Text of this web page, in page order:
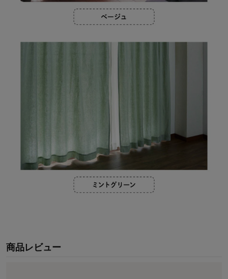
商品レビュー